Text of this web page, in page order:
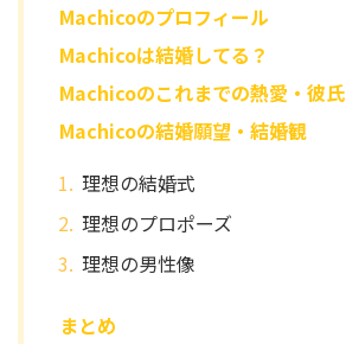
Machicoのプロフィール
Machicoは結婚してる？
Machicoのこれまでの熱愛・彼氏
Machicoの結婚願望・結婚観
理想の結婚式
理想のプロポーズ
理想の男性像
まとめ